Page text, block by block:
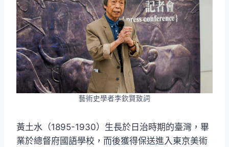
藝術史學者李欽賢致詞
黃土水（1895-1930）生長於日治時期的臺灣，畢
業於總督府國語學校，而後獲得保送進入東京美術